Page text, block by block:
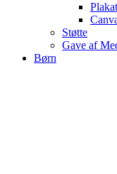
Støtte
Gave af
Børn